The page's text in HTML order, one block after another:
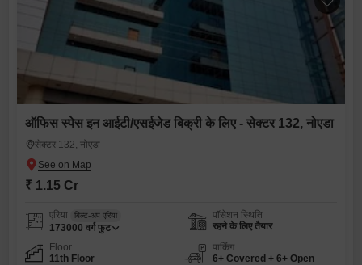
ऑफिस स्पेस इन आईटी/एसईजेड बिक्री के लिए - सेक्टर 132, नोएडा
सेक्टर 132, नोएडा
₹ 1.15 Cr
एरिया बिल्ट-अप एरिया
173000 वर्ग फुट
पॉसेशन स्थिति
रहने के लिए तैयार
Floor
11th Floor
पार्किंग
6+ Covered + 6+ Open